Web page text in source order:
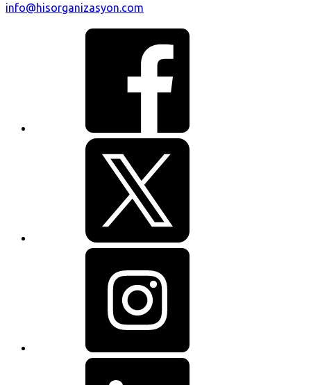
info@hisorganizasyon.com